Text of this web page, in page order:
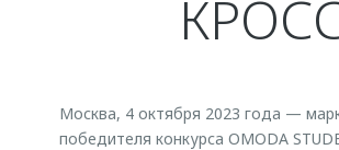
Москва, 4 октября 2023 года —
победителя конкурса OMODA